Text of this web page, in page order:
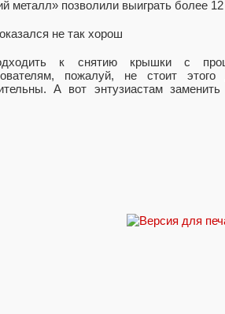
металл» позволили выиграть более 12
к снятию крышки с
пожалуй, не стоит
А вот энтузиастам заменить